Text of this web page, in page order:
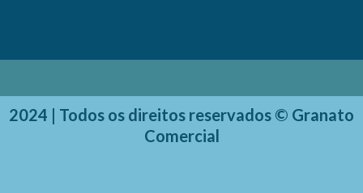
2024 | Todos os direitos reservados © Granato
Comercial